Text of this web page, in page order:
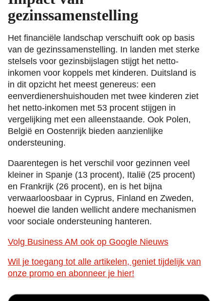
gezinssamenstelling
Het financiële landschap verschuift ook op basis
van de gezinssamenstelling. In landen met sterke
stelsels voor gezinsbijslagen stijgt het netto-
inkomen voor koppels met kinderen. Duitsland is
in dit opzicht het meest genereus: een
eenverdienershuishouden met twee kinderen ziet
het netto-inkomen met 53 procent stijgen in
vergelijking met een alleenstaande. Ook Polen,
België en Oostenrijk bieden aanzienlijke
ondersteuning.
Daarentegen is het verschil voor gezinnen veel
kleiner in Spanje (13 procent), Italië (25 procent)
en Frankrijk (26 procent), en is het bijna
verwaarloosbaar in Cyprus, Finland en Zweden,
hoewel die landen wellicht andere mechanismen
voor sociale ondersteuning hanteren.
Volg Business AM ook op Google Nieuws
Wil je toegang tot alle artikelen, geniet tijdelijk van
onze promo en abonneer je hier!